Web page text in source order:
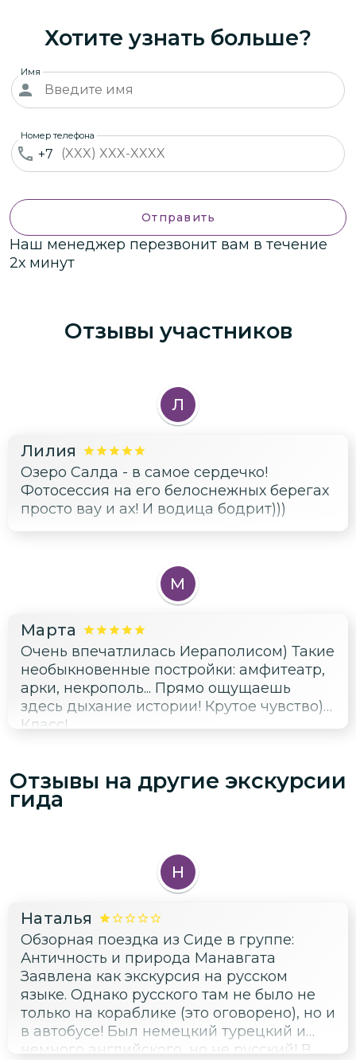
Хотите узнать больше?
Имя
+7
Номер телефона
Отправить
Наш менеджер перезвонит вам в течение
2х минут
Отзывы участников
Л
Лилия
Озеро Салда - в самое сердечко!
Фотосессия на его белоснежных берегах
просто вау и ах! И водица бодрит)))
М
Марта
Очень впечатлилась Иераполисом) Такие
необыкновенные постройки: амфитеатр,
арки, некрополь... Прямо ощущаешь
здесь дыхание истории! Крутое чувство)))
Класс!
Отзывы на другие экскурсии
гида
Н
Наталья
Обзорная поездка из Сиде в группе:
Античность и природа Манавгата
Заявлена как экскурсия на русском
языке. Однако русского там не было не
только на кораблике (это оговорено), но и
в автобусе! Был немецкий турецкий и
немного английского, но не русский! В